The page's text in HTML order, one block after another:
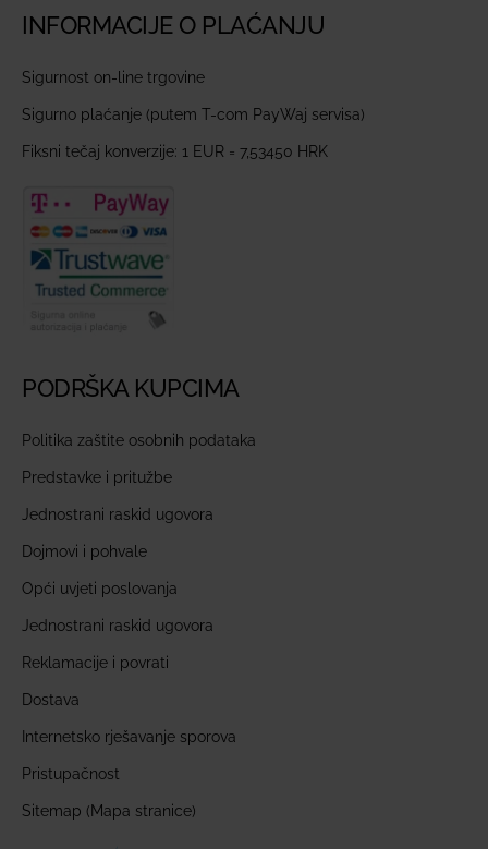
INFORMACIJE O PLAĆANJU
Sigurnost on-line trgovine
Sigurno plaćanje (putem T-com PayWaj servisa)
Fiksni tečaj konverzije: 1 EUR = 7,53450 HRK
PODRŠKA KUPCIMA
Politika zaštite osobnih podataka
Predstavke i pritužbe
Jednostrani raskid ugovora
Dojmovi i pohvale
Opći uvjeti poslovanja
Jednostrani raskid ugovora
Reklamacije i povrati
Dostava
Internetsko rješavanje sporova
Pristupačnost
Sitemap (Mapa stranice)